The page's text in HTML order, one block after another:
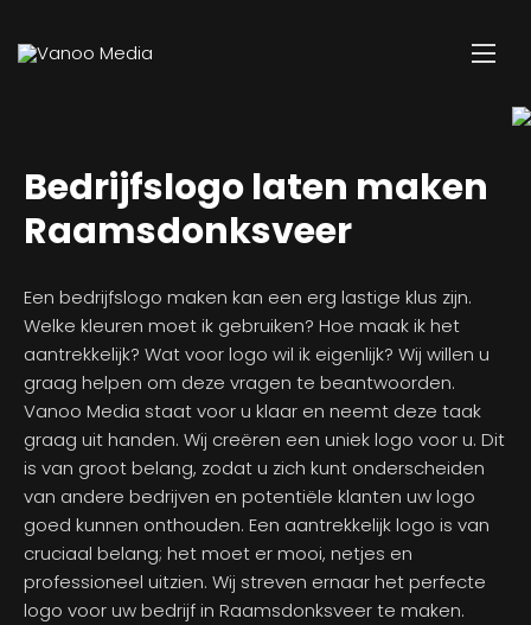
Bedrijfslogo laten maken
Raamsdonksveer
Een bedrijfslogo maken kan een erg lastige klus zijn.
Welke kleuren moet ik gebruiken? Hoe maak ik het
aantrekkelijk? Wat voor logo wil ik eigenlijk? Wij willen u
graag helpen om deze vragen te beantwoorden.
Vanoo Media staat voor u klaar en neemt deze taak
graag uit handen. Wij creëren een uniek logo voor u. Dit
is van groot belang, zodat u zich kunt onderscheiden
van andere bedrijven en potentiële klanten uw logo
goed kunnen onthouden. Een aantrekkelijk logo is van
cruciaal belang; het moet er mooi, netjes en
professioneel uitzien. Wij streven ernaar het perfecte
logo voor uw bedrijf in Raamsdonksveer te maken.